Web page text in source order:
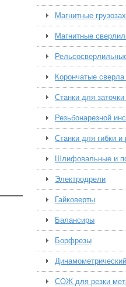
Магнитные
Магнитные
Корончатые
Станки для
Резьбонарезной
Станки для гибки и
Шлифовальные и
Электродрели
Гайковерты
Балансиры
Борфрезы
СОЖ для резки